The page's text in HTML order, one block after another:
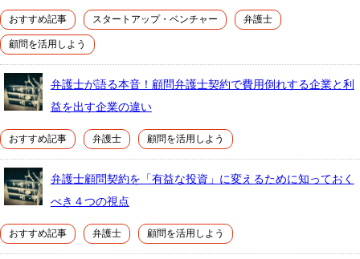
おすすめ記事 スタートアップ・ベンチャー 弁護士
顧問を活用しよう
弁護士が語る本音！顧問弁護士契約で費用倒れする企業と利
益を出す企業の違い
おすすめ記事 弁護士 顧問を活用しよう
弁護士顧問契約を「有益な投資」に変えるために知っておく
べき４つの視点
おすすめ記事 弁護士 顧問を活用しよう